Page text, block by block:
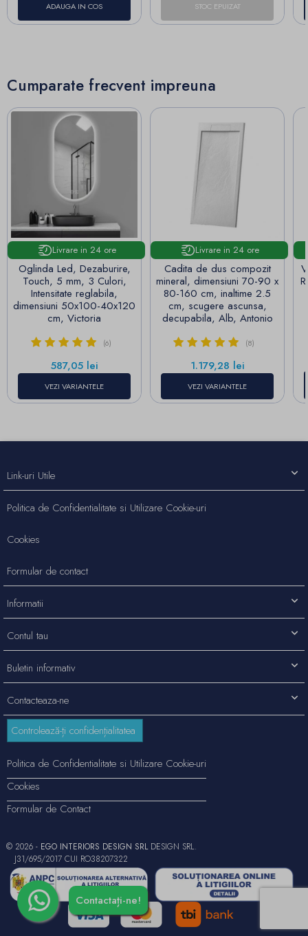
ADAUGA IN COS STOC EPUIZAT
Cumparate frecvent impreuna
Livrare in 24 ore
Oglinda Led, Dezaburire,
Touch, 5 mm, 3 Culori,
Intensitate reglabila,
dimensiuni 50x100-40x120
cm, Victoria
(6)
Pret
587,05 lei
VEZI VARIANTELE
Livrare in 24 ore
Cadita de dus compozit
mineral, dimensiuni 70-90 x
80-160 cm, inaltime 2.5
cm, scugere ascunsa,
decupabila, Alb, Antonio
(8)
Pret
1.179,28 lei
VEZI VARIANTELE
Contacteaza-ne
Link-uri Utile
Politica de Confidentialitate si Utilizare Cookie-uri
Cookies
Formular de contact
Informatii
Contul tau
Buletin informativ
Controlează-ți confidențialitatea
Politica de Confidentialitate si Utilizare Cookie-uri
Cookies
Formular de Contact
© 2026 - EGO INTERIORS DESIGN SRLDESIGN SRL.
J31/695/2017 CUI RO38207322
Contactați-ne!